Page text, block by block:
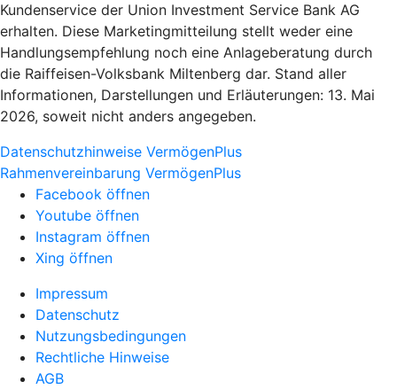
Kundenservice der Union Investment Service Bank AG
erhalten. Diese Marketingmitteilung stellt weder eine
Handlungsempfehlung noch eine Anlageberatung durch
die Raiffeisen-Volksbank Miltenberg dar. Stand aller
Informationen, Darstellungen und Erläuterungen: 13. Mai
2026, soweit nicht anders angegeben.
Datenschutzhinweise VermögenPlus
Rahmenvereinbarung VermögenPlus
Facebook öffnen
Youtube öffnen
Instagram öffnen
Xing öffnen
Impressum
Datenschutz
Nutzungsbedingungen
Rechtliche Hinweise
AGB